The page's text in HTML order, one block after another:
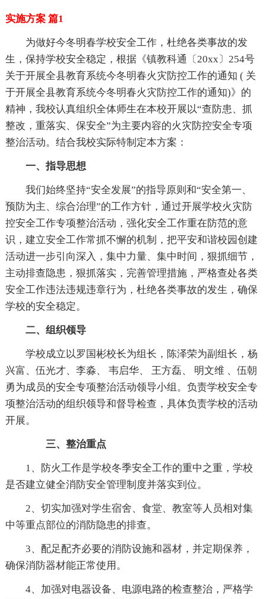
实施方案 篇1
为做好今冬明春学校安全工作，杜绝各类事故的发
生，保持学校安全稳定，根据《镇教科通〔20xx〕254号
关于开展全县教育系统今冬明春火灾防控工作的通知 ( 关
于开展全县教育系统今冬明春火灾防控工作的通知)》的
精神，我校认真组织全体师生在本校开展以“查防患、抓
整改，重落实、保安全”为主要内容的火灾防控安全专项
整治活动。结合我校实际特制定本方案：
一、指导思想
我们始终坚持“安全发展”的指导原则和“安全第一、
预防为主、综合治理”的工作方针，通过开展学校火灾防
控安全工作专项整治活动，强化安全工作重在防范的意
识，建立安全工作常抓不懈的机制，把平安和谐校园创建
活动进一步引向深入，集中力量、集中时间，狠抓细节，
主动排查隐患，狠抓落实，完善管理措施，严格查处各类
安全工作违法违规违章行为，杜绝各类事故的发生，确保
学校的安全稳定。
二、组织领导
学校成立以罗国彬校长为组长，陈泽荣为副组长，杨
兴富、伍光才、李淼、 韦启华、 王方磊、 明文维 、伍朝
勇为成员的安全专项整治活动领导小组。负责学校安全专
项整治活动的组织领导和督导检查，具体负责学校的活动
开展。
三、整治重点
1、防火工作是学校冬季安全工作的重中之重，学校
是否建立健全消防安全管理制度并落实到位。
2、切实加强对学生宿舍、食堂、教室等人员相对集
中等重点部位的消防隐患的排查。
3、配足配齐必要的消防设施和器材，并定期保养，
确保消防器材能正常使用。
4、加强对电器设备、电源电路的检查整治，严格学